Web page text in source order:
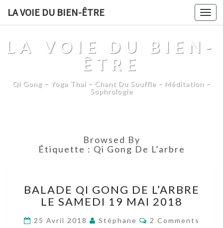
LA VOIE DU BIEN-ÊTRE
LA VOIE DU BIEN-
ÊTRE
Qi Gong – Yoga Thaï – Chant Du Souffle – Méditation –
Sophrologie
Browsed By
Étiquette : Qi Gong De L’arbre
QI
GONG
L’ARBRE
BALADE QI GONG DE L’ARBRE
LE SAMEDI 19 MAI 2018
25 Avril 2018 Stéphane Comments
2 Comments